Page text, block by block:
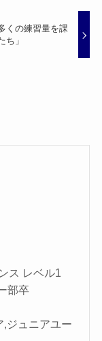
の練習量を課
ち」
ス レベル1
部卒
,ジュニアユー